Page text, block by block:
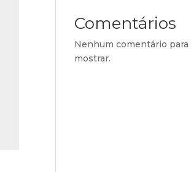
Comentários
Nenhum comentário para
mostrar.